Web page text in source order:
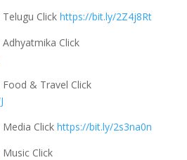
Click https://bit.ly/2Z4j8Rt
Click
& Travel Click
Click https://bit.ly/2s3na0n
Click